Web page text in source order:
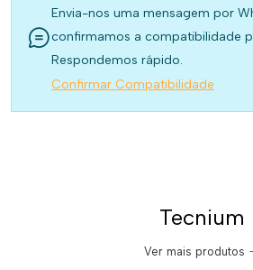
Envia-nos uma mensagem por
confirmamos a compatibilidade
Respondemos rápido.
Confirmar Compatibilidade
Tecnium
Ver mais produtos